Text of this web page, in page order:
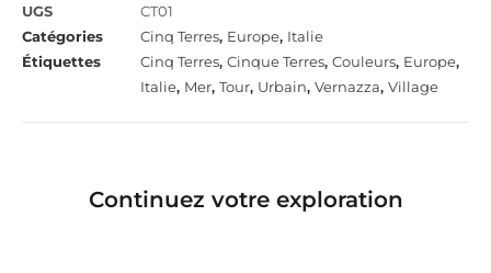
UGS
CT01
Catégories
Cinq Terres, Europe, Italie
Étiquettes
Cinq Terres, Cinque Terres, Couleurs, Europe,
Italie, Mer, Tour, Urbain, Vernazza, Village
Continuez votre exploration